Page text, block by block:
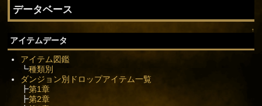
データベース
↑
アイテムデータ
アイテム図鑑
┗種類別
ダンジョン別ドロップアイテム一覧
┣第1章
┣第2章